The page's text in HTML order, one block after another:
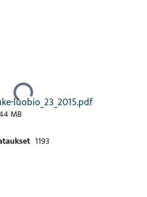
luobio_23_2015.pdf
MB
1193